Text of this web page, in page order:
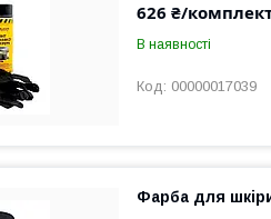
626 ₴/
В наявності
00000017039
Фарба для